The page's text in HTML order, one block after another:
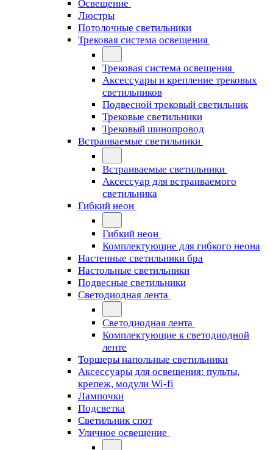
Освещение
Люстры
Потолочные светильники
Трековая система освещения
Трековая система освещения
Аксессуары и крепление трековых
светильников
Подвесной трековый светильник
Трековые светильники
Трековый шинопровод
Встраиваемые светильники
Встраиваемые светильники
Аксессуар для встраиваемого
светильника
Гибкий неон
Гибкий неон
Комплектующие для гибкого неона
Настенные светильники бра
Настольные светильники
Подвесные светильники
Светодиодная лента
Светодиодная лента
Комплектующие к светодиодной
ленте
Торшеры напольные светильники
Аксессуары для освещения: пульты,
крепеж, модули Wi-fi
Лампочки
Подсветка
Светильник спот
Уличное освещение